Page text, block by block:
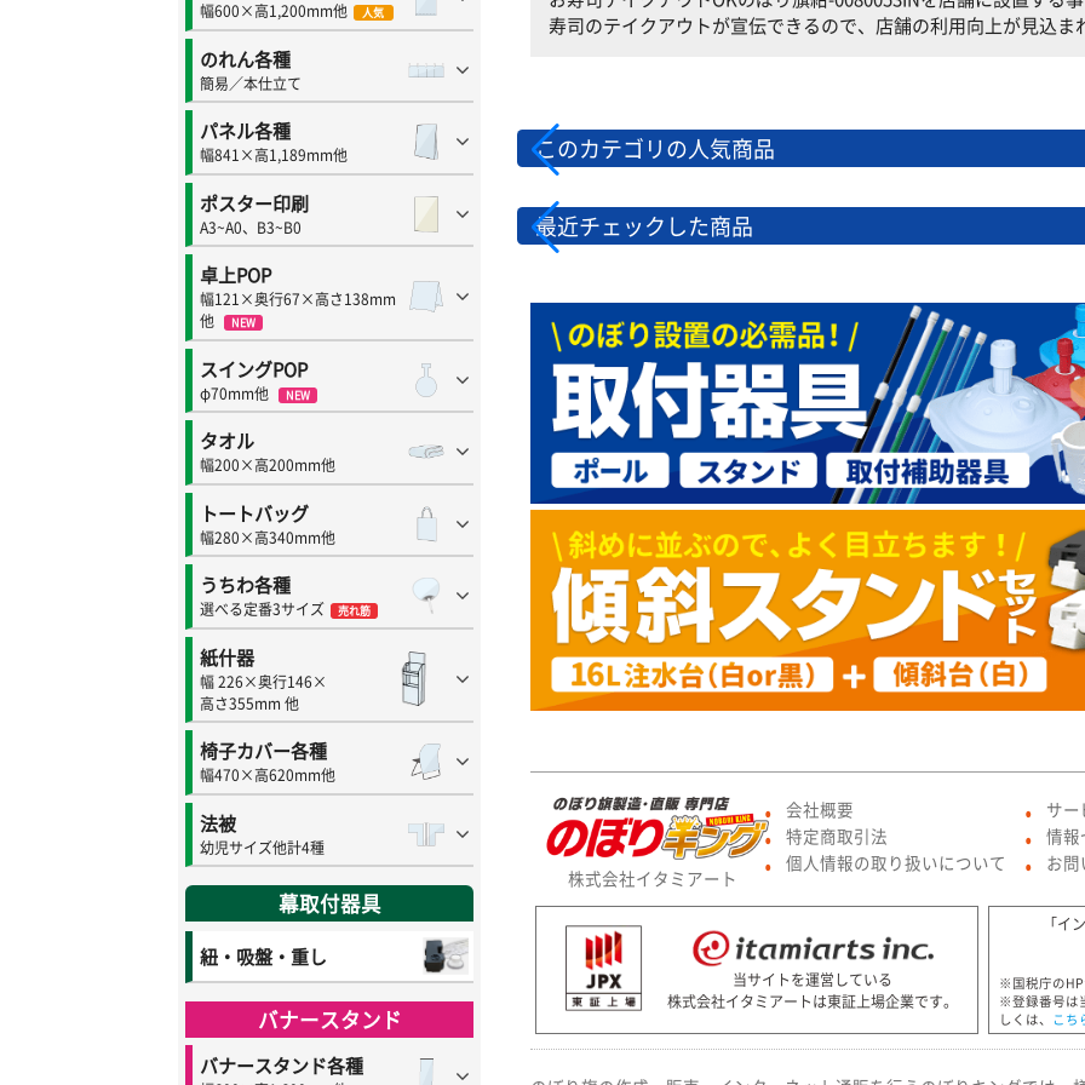
幅600×高1,200mm他 人気
のれん各種
簡易／本仕立て
パネル各種
幅841×高1,189mm他
ポスター印刷
A3~A0、B3~B0
卓上POP
幅121×奥行67×高さ138mm
他
NEW
スイングPOP
φ70mm他 NEW
タオル
幅200×高200mm他
トートバッグ
幅280×高340mm他
うちわ各種
選べる定番3サイズ 売れ筋
紙什器
幅 226×奥行146×
高さ355mm 他
椅子カバー各種
幅470×高620mm他
法被
幼児サイズ他計4種
幕取付器具
紐・吸盤・重し
バナースタンド
バナースタンド各種
寿司のテイクアウトが宣伝できるので、店舗の利用向上が見込ま
このカテゴリの人気商品
最近チェックした商品
株式会社イタミアート
● 会社概要
● 特定商取引法
● 個人情報の取り扱いについて
● サ
● 情報
● お
当サイトを運営している
株式会社イタミアートは東証上場企業です。
「イ
※国税庁のHP
※登録番号は
しくは、
こち